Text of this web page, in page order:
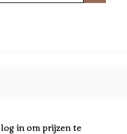
log inom prijzen te